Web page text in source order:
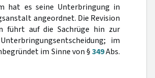
hat es seine Unterbringung in
angeordnet. Die Revision
führt auf die Sachrüge hin zur
im
im Sinne von §349Abs.